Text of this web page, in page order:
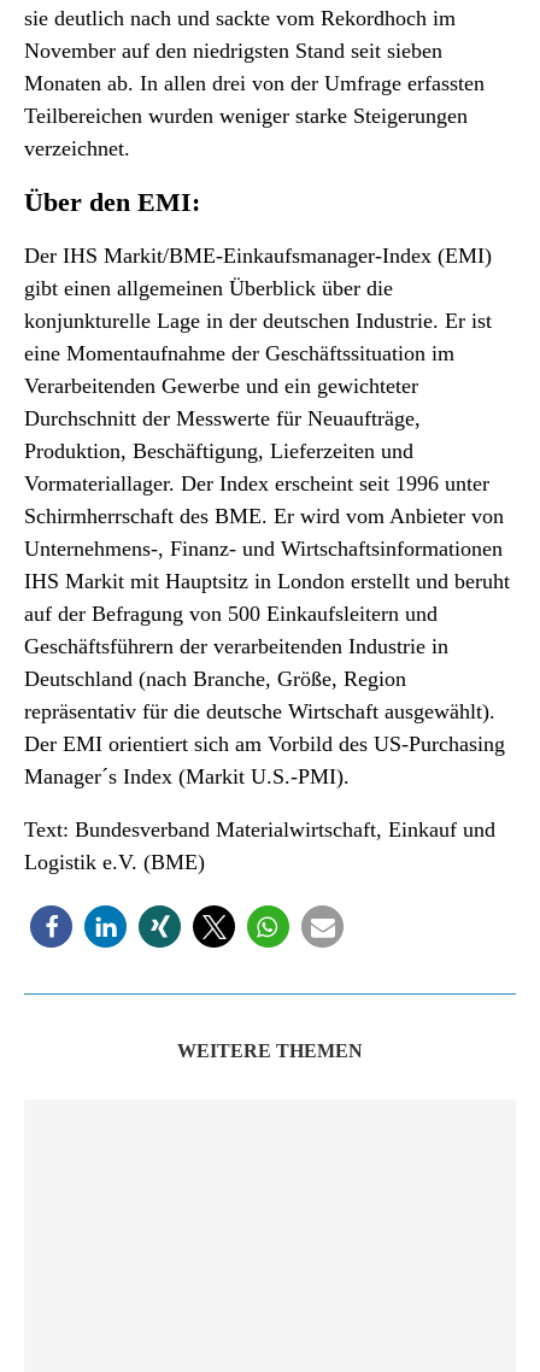
sie deutlich nach und sackte vom Rekordhoch im
November auf den niedrigsten Stand seit sieben
Monaten ab. In allen drei von der Umfrage erfassten
Teilbereichen wurden weniger starke Steigerungen
verzeichnet.
Über den EMI:
Der IHS Markit/BME-Einkaufsmanager-Index (EMI)
gibt einen allgemeinen Überblick über die
konjunkturelle Lage in der deutschen Industrie. Er ist
eine Momentaufnahme der Geschäftssituation im
Verarbeitenden Gewerbe und ein gewichteter
Durchschnitt der Messwerte für Neuaufträge,
Produktion, Beschäftigung, Lieferzeiten und
Vormateriallager. Der Index erscheint seit 1996 unter
Schirmherrschaft des BME. Er wird vom Anbieter von
Unternehmens-, Finanz- und Wirtschaftsinformationen
IHS Markit mit Hauptsitz in London erstellt und beruht
auf der Befragung von 500 Einkaufsleitern und
Geschäftsführern der verarbeitenden Industrie in
Deutschland (nach Branche, Größe, Region
repräsentativ für die deutsche Wirtschaft ausgewählt).
Der EMI orientiert sich am Vorbild des US-Purchasing
Manager´s Index (Markit U.S.-PMI).
Text: Bundesverband Materialwirtschaft, Einkauf und
Logistik e.V. (BME)
WEITERE THEMEN